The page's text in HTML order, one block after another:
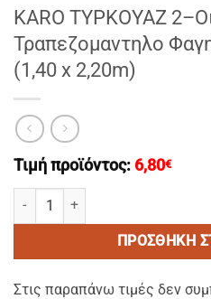
KARO ΤΥΡΚΟΥΑΖ
Τραπεζομαντηλο
(1,40 x 2,20m)
Τιμή προϊόντος: 6,80€
KARO ΤΥΡΚΟΥΑΖ 2–Οικονομικο
ΠΡΟΣΘΉΚΗ
Στις παραπάνω τιμές δεν